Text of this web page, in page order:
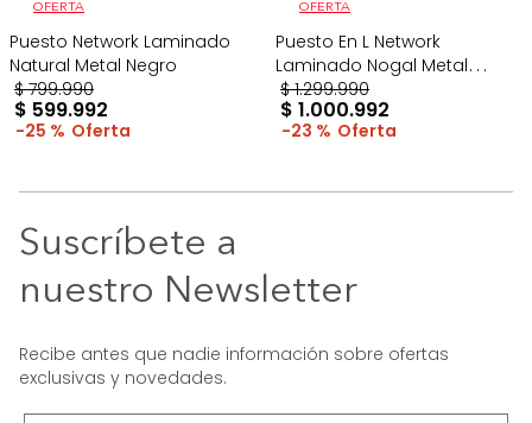
OFERTA
Puesto Network Laminado
Natural Metal Negro
$ 799.990
$ 599.992
25 %
OFERTA
Puesto En L Network
Laminado Nogal Metal
Negro
$ 1.299.990
$ 1.000.992
23 %
Suscríbete a
nuestro Newsletter
Recibe antes que nadie información sobre ofertas
exclusivas y novedades.